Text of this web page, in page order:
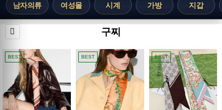
남자의류 여성몰 시계 가방 지갑
구찌
BEST BEST BEST